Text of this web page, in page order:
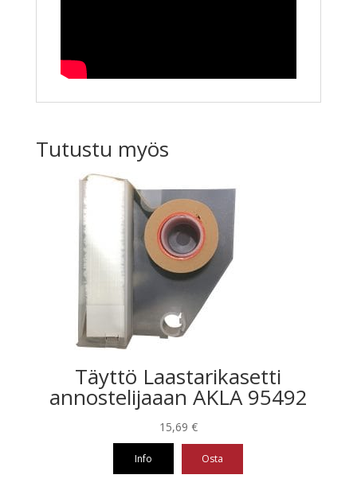
Tutustu myös
Täyttö Laastarikasetti
annostelijaaan AKLA 95492
15,69 €
Info Osta